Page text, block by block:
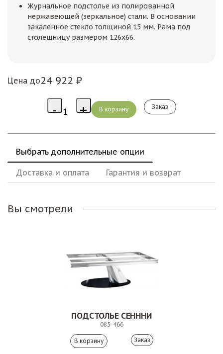
Журнальное подстолье из полированной
нержавеющей (зеркальное) стали. В основании
закаленное стекло толщиной 15 мм. Рама под
столешницу размером 126х66.
Цена до24 922 ₽
Заказ
Выбрать дополнительные опции
Доставка и оплата Гарантия и возврат
Вы смотрели
ПОДСТОЛЬЕ СЕНННИ
085-466
Заказ